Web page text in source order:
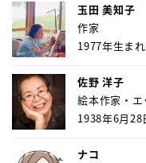
玉田 美知子
作家
1977年生ま
佐野 洋子
絵本作家・エ
1938年6月
ナコ